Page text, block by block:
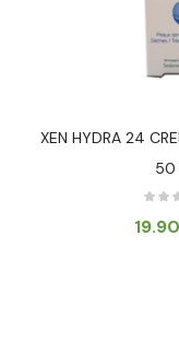
XEN HYDRA 24
50